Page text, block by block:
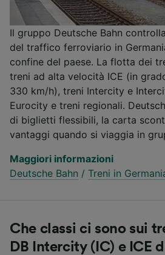
Il gruppo Deutsche Bahn
del traffico ferroviario in
confine del paese. La flotta dei
treni ad alta velocità ICE (in
330 km/h), treni Intercity e
Eurocity e treni regionali.
di biglietti flessibili, la carta
vantaggi quando si viaggia in
Maggiori informazioni
Deutsche Bahn / Treni in
Che classi ci sono sui
DB Intercity (IC) e ICE